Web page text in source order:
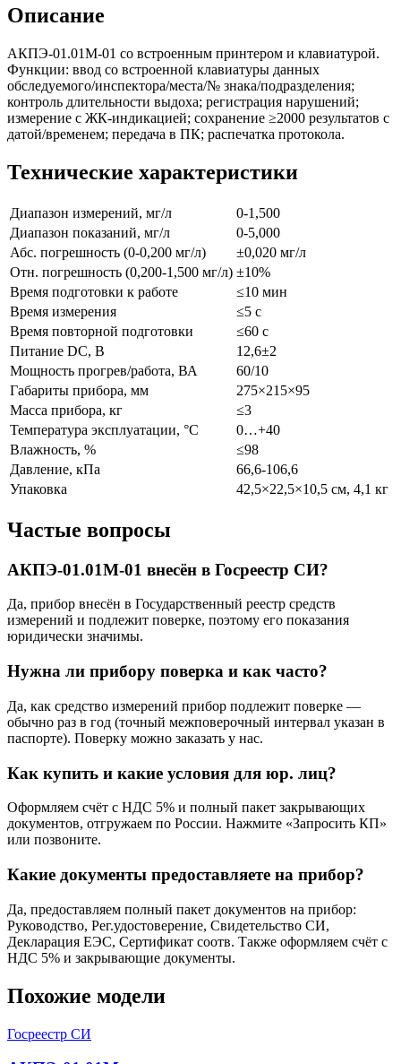
Описание
АКПЭ-01.01М-01 со встроенным принтером и клавиатурой.
Функции: ввод со встроенной клавиатуры данных
обследуемого/инспектора/места/№ знака/подразделения;
контроль длительности выдоха; регистрация нарушений;
измерение с ЖК-индикацией; сохранение ≥2000 результатов с
датой/временем; передача в ПК; распечатка протокола.
Технические характеристики
Диапазон измерений, мг/л
0-1,500
Диапазон показаний, мг/л
0-5,000
Абс. погрешность (0-0,200 мг/л)
±0,020 мг/л
Отн. погрешность (0,200-1,500 мг/л) ±10%
Время подготовки к работе
≤10 мин
Время измерения
≤5 с
Время повторной подготовки
≤60 с
Питание DC, В
12,6±2
Мощность прогрев/работа, ВА
60/10
Габариты прибора, мм
275×215×95
Масса прибора, кг
≤3
Температура эксплуатации, °C
0…+40
Влажность, %
≤98
Давление, кПа
66,6-106,6
Упаковка
42,5×22,5×10,5 см, 4,1 кг
Частые вопросы
АКПЭ-01.01М-01 внесён в Госреестр СИ?
Да, прибор внесён в Государственный реестр средств
измерений и подлежит поверке, поэтому его показания
юридически значимы.
Нужна ли прибору поверка и как часто?
Да, как средство измерений прибор подлежит поверке —
обычно раз в год (точный межповерочный интервал указан в
паспорте). Поверку можно заказать у нас.
Как купить и какие условия для юр. лиц?
Оформляем счёт с НДС 5% и полный пакет закрывающих
документов, отгружаем по России. Нажмите «Запросить КП»
или позвоните.
Какие документы предоставляете на прибор?
Да, предоставляем полный пакет документов на прибор:
Руководство, Рег.удостоверение, Свидетельство СИ,
Декларация ЕЭС, Сертификат соотв. Также оформляем счёт с
НДС 5% и закрывающие документы.
Похожие модели
Госреестр СИ